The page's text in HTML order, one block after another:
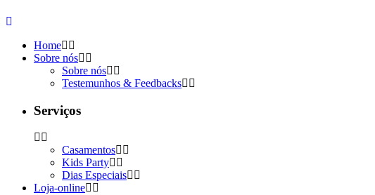
Home
Sobre nós
Sobre nós
Testemunhos & Feedbacks
Serviços
Casamentos
Kids Party
Dias Especiais
Loja-online